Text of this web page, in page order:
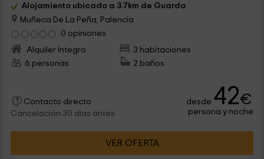
Alojamiento ubicado a 3.7km de Guardo
Muñeca De La Peña, Palencia
0 opiniones
Alquiler íntegro
3 habitaciones
6 personas
2 baños
Contacto directo
Cancelación 30 días antes
desde 42€
persona y noche
VER OFERTA